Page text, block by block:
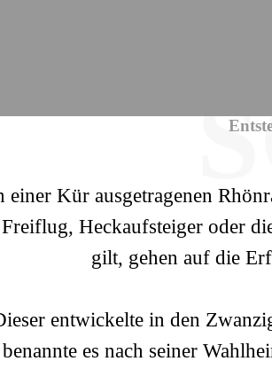
einer Kür ausgetragenen
Heckaufsteiger oder
gilt, gehen auf die
entwickelte in den
benannte es nach seiner